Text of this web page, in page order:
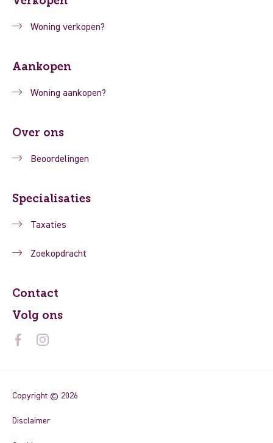
Woning verkopen?
Aankopen
Woning aankopen?
Over ons
Beoordelingen
Specialisaties
Taxaties
Zoekopdracht
Contact
Volg ons
Copyright © 2026
Disclaimer